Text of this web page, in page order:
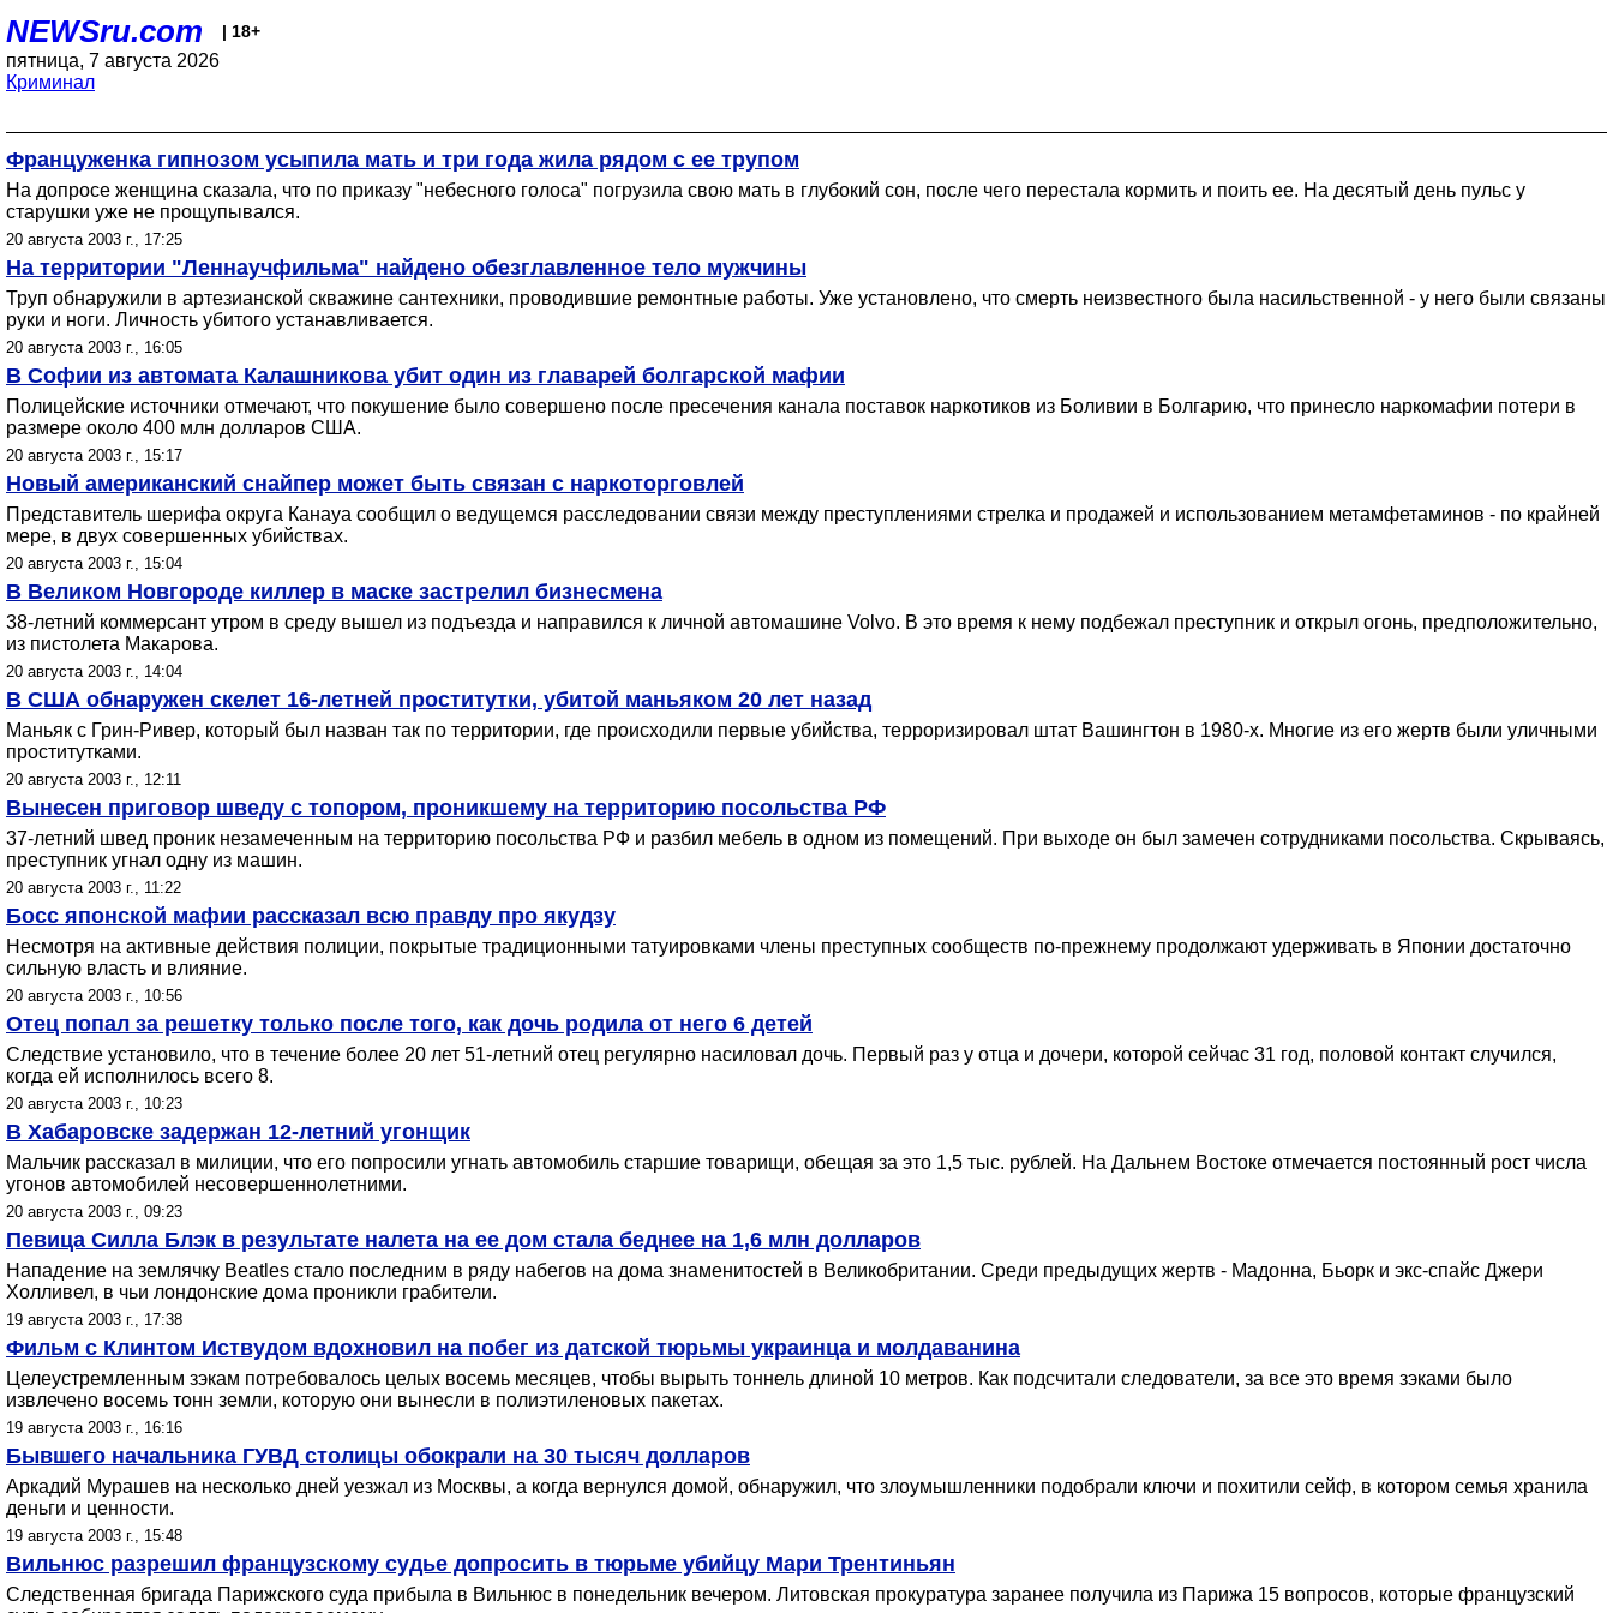
NEWSru.com | 18+
пятница, 7 августа 2026
Криминал
Француженка гипнозом усыпила мать и три года жила рядом с ее трупом
На допросе женщина сказала, что по приказу "небесного голоса" погрузила свою мать в глубокий сон, после чего перестала кормить и поить ее. На десятый день пульс у
старушки уже не прощупывался.
20 августа 2003 г., 17:25
На территории "Леннаучфильма" найдено обезглавленное тело мужчины
Труп обнаружили в артезианской скважине сантехники, проводившие ремонтные работы. Уже установлено, что смерть неизвестного была насильственной - у него были связаны
руки и ноги. Личность убитого устанавливается.
20 августа 2003 г., 16:05
В Софии из автомата Калашникова убит один из главарей болгарской мафии
Полицейские источники отмечают, что покушение было совершено после пресечения канала поставок наркотиков из Боливии в Болгарию, что принесло наркомафии потери в
размере около 400 млн долларов США.
20 августа 2003 г., 15:17
Новый американский снайпер может быть связан с наркоторговлей
Представитель шерифа округа Канауа сообщил о ведущемся расследовании связи между преступлениями стрелка и продажей и использованием метамфетаминов - по крайней
мере, в двух совершенных убийствах.
20 августа 2003 г., 15:04
В Великом Новгороде киллер в маске застрелил бизнесмена
38-летний коммерсант утром в среду вышел из подъезда и направился к личной автомашине Volvo. В это время к нему подбежал преступник и открыл огонь, предположительно,
из пистолета Макарова.
20 августа 2003 г., 14:04
В США обнаружен скелет 16-летней проститутки, убитой маньяком 20 лет назад
Маньяк с Грин-Ривер, который был назван так по территории, где происходили первые убийства, терроризировал штат Вашингтон в 1980-х. Многие из его жертв были уличными
проститутками.
20 августа 2003 г., 12:11
Вынесен приговор шведу с топором, проникшему на территорию посольства РФ
37-летний швед проник незамеченным на территорию посольства РФ и разбил мебель в одном из помещений. При выходе он был замечен сотрудниками посольства. Скрываясь,
преступник угнал одну из машин.
20 августа 2003 г., 11:22
Босс японской мафии рассказал всю правду про якудзу
Несмотря на активные действия полиции, покрытые традиционными татуировками члены преступных сообществ по-прежнему продолжают удерживать в Японии достаточно
сильную власть и влияние.
20 августа 2003 г., 10:56
Отец попал за решетку только после того, как дочь родила от него 6 детей
Следствие установило, что в течение более 20 лет 51-летний отец регулярно насиловал дочь. Первый раз у отца и дочери, которой сейчас 31 год, половой контакт случился,
когда ей исполнилось всего 8.
20 августа 2003 г., 10:23
В Хабаровске задержан 12-летний угонщик
Мальчик рассказал в милиции, что его попросили угнать автомобиль старшие товарищи, обещая за это 1,5 тыс. рублей. На Дальнем Востоке отмечается постоянный рост числа
угонов автомобилей несовершеннолетними.
20 августа 2003 г., 09:23
Певица Силла Блэк в результате налета на ее дом стала беднее на 1,6 млн долларов
Нападение на землячку Beatles стало последним в ряду набегов на дома знаменитостей в Великобритании. Среди предыдущих жертв - Мадонна, Бьорк и экс-спайс Джери
Холливел, в чьи лондонские дома проникли грабители.
19 августа 2003 г., 17:38
Фильм с Клинтом Иствудом вдохновил на побег из датской тюрьмы украинца и молдаванина
Целеустремленным зэкам потребовалось целых восемь месяцев, чтобы вырыть тоннель длиной 10 метров. Как подсчитали следователи, за все это время зэками было
извлечено восемь тонн земли, которую они вынесли в полиэтиленовых пакетах.
19 августа 2003 г., 16:16
Бывшего начальника ГУВД столицы обокрали на 30 тысяч долларов
Аркадий Мурашев на несколько дней уезжал из Москвы, а когда вернулся домой, обнаружил, что злоумышленники подобрали ключи и похитили сейф, в котором семья хранила
деньги и ценности.
19 августа 2003 г., 15:48
Вильнюс разрешил французскому судье допросить в тюрьме убийцу Мари Трентиньян
Следственная бригада Парижского суда прибыла в Вильнюс в понедельник вечером. Литовская прокуратура заранее получила из Парижа 15 вопросов, которые французский